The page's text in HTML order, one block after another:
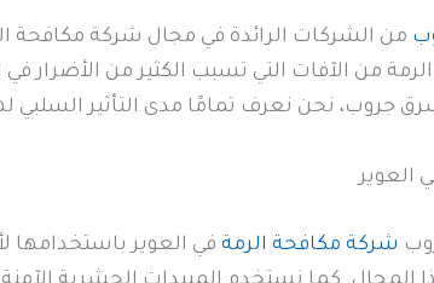
من الشركات الرائدة في مجال شركة مكافحة
الرمة من الآفات التي تسبب الكثير من الأضرار
جروب، نحن نعرف تمامًا مدى التأثير
العوير
شركة مكافحة الرمة في العوير